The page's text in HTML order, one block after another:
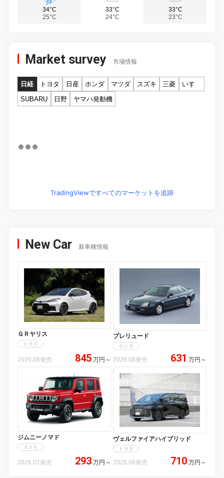
34°C
25°C
33°C
24°C
33°C
23°C
Market survey 市場情報
日経 トヨタ 日産 ホンダ マツダ スズキ 三菱
いすゞ
SUBARU
日野 ヤマハ発動機
TradingViewですべてのマーケットを追跡
New Car 新車種情報
ＧＲヤリス
トヨタ
2026.08発売 845 万円 ～
プレリュード
ホンダ
2026.08発売 631 万円 ～
ジムニーノマド
スズキ
2026.07発売 293 万円 ～
ヴェルファイアハイブリッド
トヨタ
2026.06発売 710 万円 ～